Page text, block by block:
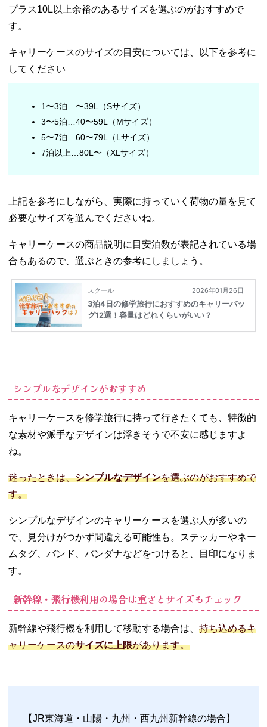
ノ）『リー
【53L】
−
PRODUCTS
(アウトドア
プロダクツ)
／OD-0808-
50【40〜
RIMOWA（
リモワ）／
BOSSA
】
−
TOURISTER
（アメリカ
ンツーリス
ター）／
／バーを自
由に調節で
キャリーケ
ース【36L】
レジェンド
ームタイプ
ス【65L】
− デルセー
03. 修学旅行にキ
ャリーケースは
恥ずかしい？お
かしい？
スは中学生・高
プラス10L以上余裕のあるサイズを選ぶのがおすすめで
す。
キャリーケースのサイズの目安については、以下を参考に
してください
1〜3泊…〜39L（Sサイズ）
3〜5泊…40〜59L（Mサイズ）
5〜7泊…60〜79L（Lサイズ）
7泊以上…80L〜（XLサイズ）
上記を参考にしながら、実際に持っていく荷物の量を見て
必要なサイズを選んでくださいね。
キャリーケースの商品説明に目安泊数が表記されている場
合もあるので、選ぶときの参考にしましょう。
シンプルなデザインがおすすめ
キャリーケースを修学旅行に持って行きたくても、特徴的
な素材や派手なデザインは浮きそうで不安に感じますよ
ね。
迷ったときは、シンプルなデザインを選ぶのがおすすめで
す。
シンプルなデザインのキャリーケースを選ぶ人が多いの
で、見分けがつかず間違える可能性も。ステッカーやネー
ムタグ、バンド、バンダナなどをつけると、目印になりま
す。
新幹線・飛行機利用の場合は重さとサイズもチェック
新幹線や飛行機を利用して移動する場合は、 持ち込めるキ
ャリーケースのサイズに上限があります。
【JR東海道・山陽・九州・西九州新幹線の場合】